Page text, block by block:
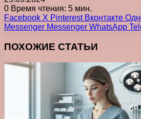
0 Время чтения: 5 мин.
Facebook X Pinterest Вконтакте
Messenger Messenger WhatsApp
ПОХОЖИЕ СТАТЬИ